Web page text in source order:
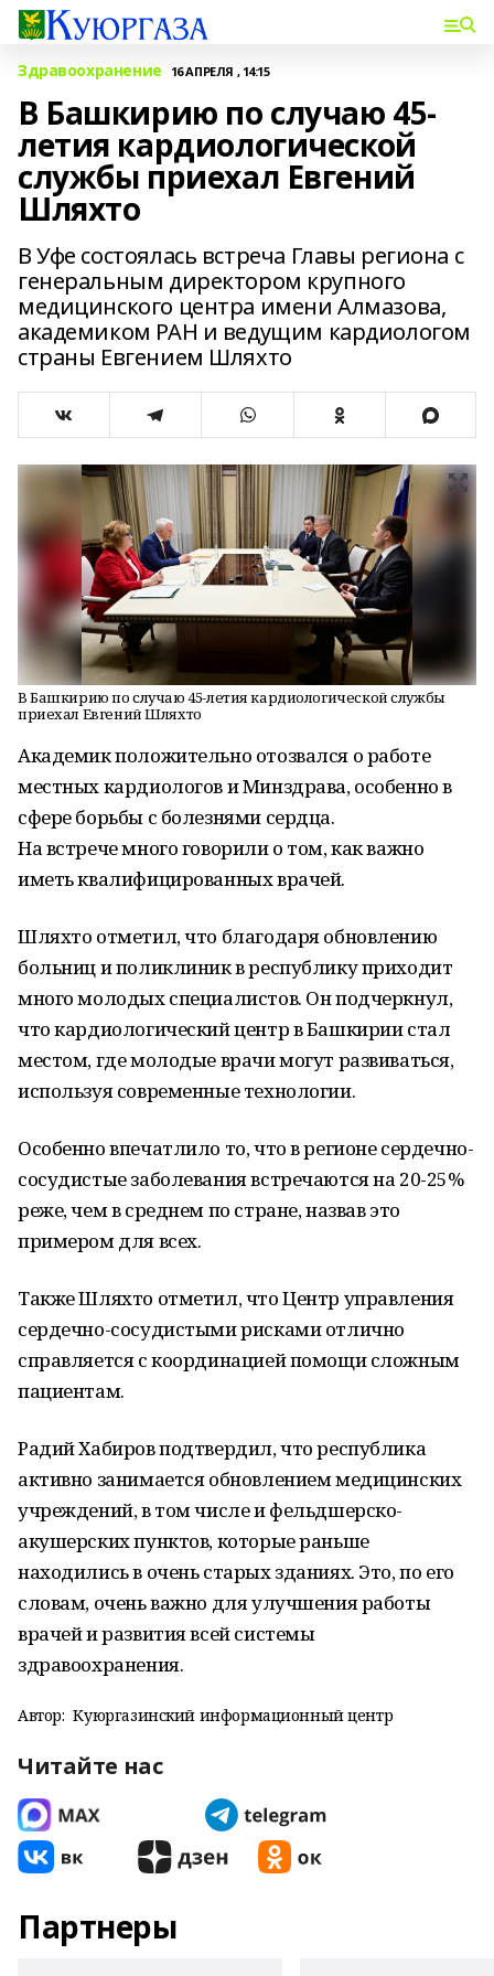
Здравоохранение 16 АПРЕЛЯ , 14:15
В Башкирию по случаю 45-
летия кардиологической
службы приехал Евгений
Шляхто
В Уфе состоялась встреча Главы региона с
генеральным директором крупного
медицинского центра имени Алмазова,
академиком РАН и ведущим кардиологом
страны Евгением Шляхто
В Башкирию по случаю 45-летия кардиологической службы
приехал Евгений Шляхто
Академик положительно отозвался о работе
местных кардиологов и Минздрава, особенно в
сфере борьбы с болезнями сердца.
На встрече много говорили о том, как важно
иметь квалифицированных врачей.
Шляхто отметил, что благодаря обновлению
больниц и поликлиник в республику приходит
много молодых специалистов. Он подчеркнул,
что кардиологический центр в Башкирии стал
местом, где молодые врачи могут развиваться,
используя современные технологии.
Особенно впечатлило то, что в регионе сердечно-
сосудистые заболевания встречаются на 20-25%
реже, чем в среднем по стране, назвав это
примером для всех.
Также Шляхто отметил, что Центр управления
сердечно-сосудистыми рисками отлично
справляется с координацией помощи сложным
пациентам.
Радий Хабиров подтвердил, что республика
активно занимается обновлением медицинских
учреждений, в том числе и фельдшерско-
акушерских пунктов, которые раньше
находились в очень старых зданиях. Это, по его
словам, очень важно для улучшения работы
врачей и развития всей системы
здравоохранения.
Автор: Куюргазинский информационный центр
Читайте нас
Партнеры